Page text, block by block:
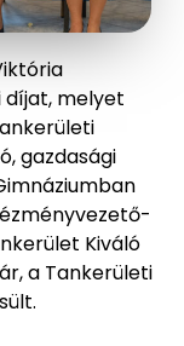
díjat, melyet
gazdasági
Kiváló
a Tankerületi